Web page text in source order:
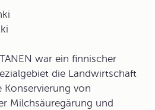
war ein finnischer
die Landwirtschaft
Konservierung von
Milchsäuregärung und